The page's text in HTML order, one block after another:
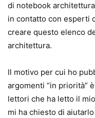
di notebook
in contatto con esperti
creare questo elenco
architettura.
Il motivo per cui ho
argomenti “in priorità”
lettori che ha letto il
mi ha chiesto di